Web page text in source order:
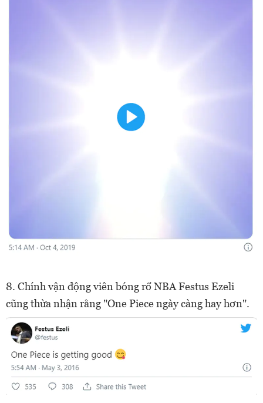
8. Chính vận động viên bóng rổ NBA Festus Ezeli
cũng thừa nhận rằng "One Piece ngày càng hay hơn".